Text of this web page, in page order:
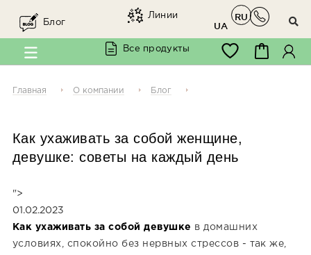
Все продукты
Линии
Блог
RU
UA
Главная О компании Блог
Как ухаживать за собой женщине,
девушке: советы на каждый день
">
01.02.2023
Как ухаживать за собой девушке в домашних
условиях, спокойно без нервных стрессов - так же,